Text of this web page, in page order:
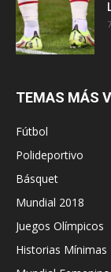
TEMAS MÁS
Fútbol
Polideportivo
Básquet
Mundial 2018
Juegos Olímpicos
Historias Mínimas